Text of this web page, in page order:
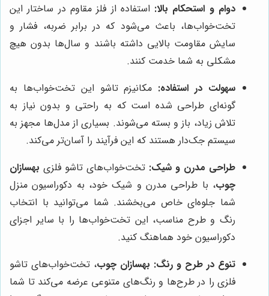
دوام و استحکام بالا: استفاده از فلز مقاوم در ساختار این
تخت‌خواب‌ها، باعث می‌شود که در برابر ضربه، فشار و
سایش مقاومت بالایی داشته باشند و سال‌ها بدون هیچ
مشکلی به شما خدمت کنند.
سهولت در استفاده: مکانیزم تاشو این تخت‌خواب‌ها به
گونه‌ای طراحی شده است که به راحتی و بدون نیاز به
تلاش زیاد، باز و بسته می‌شوند. بسیاری از مدل‌ها مجهز به
سیستم جک‌دار هستند که این فرآیند را آسان‌تر می‌کند.
طراحی مدرن و شیک: تخت‌خواب‌های تاشو فلزی بهسازان
چوب، با طراحی مدرن و شیک خود، به دکوراسیون منزل
شما جلوه‌ای خاص می‌بخشند. شما می‌توانید با انتخاب
رنگ و طرح مناسب، این تخت‌خواب‌ها را با سایر اجزای
دکوراسیون خود هماهنگ کنید.
تنوع در طرح و رنگ: بهسازان چوب، تخت‌خواب‌های تاشو
فلزی را در طرح‌ها و رنگ‌های متنوعی عرضه می‌کند تا شما